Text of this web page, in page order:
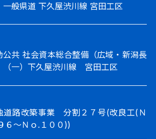
一般県道 下久屋渋川線 宮田工区
公共 社会資本総合整備（広域・新潟長
（一）下久屋渋川線 宮田工区
道路改築事業 分割２７号(改良工(Ｎ
６～Ｎｏ.１００))